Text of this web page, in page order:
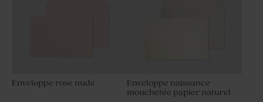
Enveloppe rose nude
Enveloppe naissance
mouchetée papier naturel